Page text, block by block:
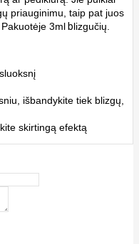
priauginimu, taip pat juos
3ml blizgučių.
išbandykite tiek blizgų,
skirtingą efektą